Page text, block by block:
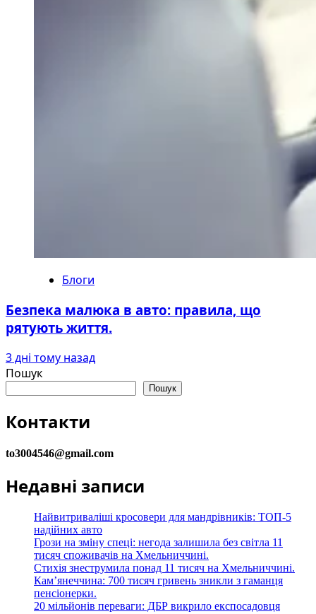
Блоги
Безпека малюка в авто: правила, що
рятують життя.
3 дні тому назад
Пошук
Пошук
Контакти
to3004546@gmail.com
Недавні записи
Найвитриваліші кросовери для мандрівників: ТОП-5
надійних авто
Грози на зміну спеці: негода залишила без світла 11
тисяч споживачів на Хмельниччині.
Стихія знеструмила понад 11 тисяч на Хмельниччині.
Кам’янеччина: 700 тисяч гривень зникли з гаманця
пенсіонерки.
20 мільйонів переваги: ДБР викрило експосадовця